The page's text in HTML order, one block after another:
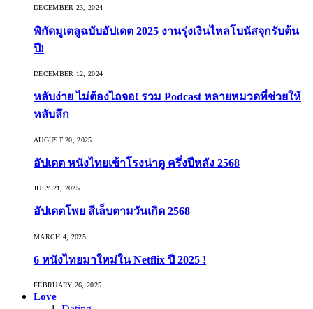
DECEMBER 23, 2024
พิกัดมูเตลูฉบับอัปเดต 2025 งานรุ่งเงินไหลโบนัสจุกรับต้น
ปี!
DECEMBER 12, 2024
หลับง่าย ไม่ต้องไถจอ! รวม Podcast หลายหมวดที่ช่วยให้
หลับลึก
AUGUST 20, 2025
อัปเดต หนังไทยเข้าโรงน่าดู ครึ่งปีหลัง 2568
JULY 21, 2025
อัปเดตโพย สีเล็บตามวันเกิด 2568
MARCH 4, 2025
6 หนังไทยมาใหม่ใน Netflix ปี 2025 !
FEBRUARY 26, 2025
Love